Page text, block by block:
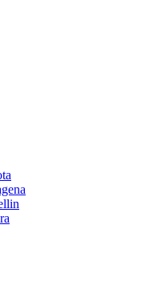
para uber, alquiler de